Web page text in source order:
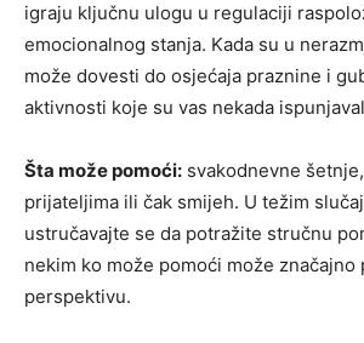
igraju ključnu ulogu u regulaciji
emocionalnog stanja. Kada su u
može dovesti do osjećaja praznine i
aktivnosti koje su vas nekada
Šta može pomoći: svakodnevne
prijateljima ili čak smijeh. U težim
ustručavajte se da potražite stručnu
nekim ko može pomoći može
perspektivu.